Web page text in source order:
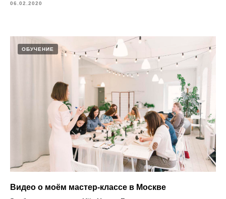
06.02.2020
ОБУЧЕНИЕ
Видео о моём мастер-классе в Москве